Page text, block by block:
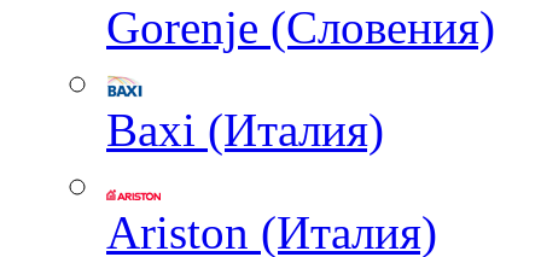
Gorenje (Словения)
Baxi (Италия)
Ariston (Италия)